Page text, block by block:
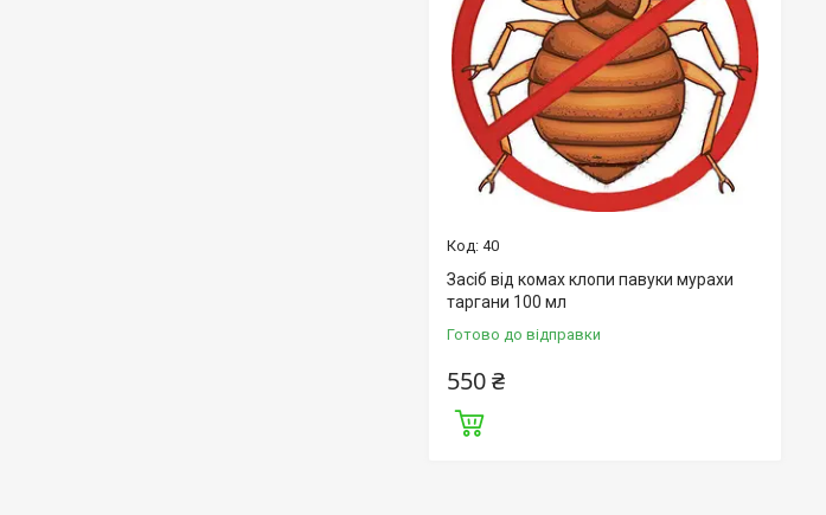
40
Засіб від комах клопи павуки мурахи
таргани 100 мл
Готово до відправки
550 ₴